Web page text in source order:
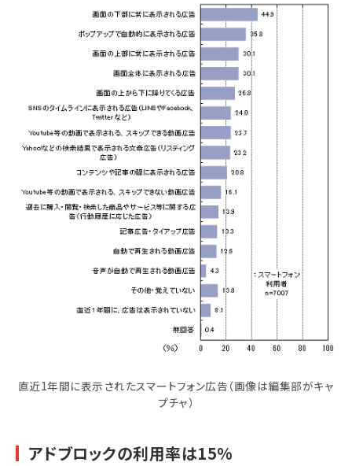
直近1年間に表示されたスマートフォン広告（画像は編集部がキャ
プチャ）
アドブロックの利用率は15%